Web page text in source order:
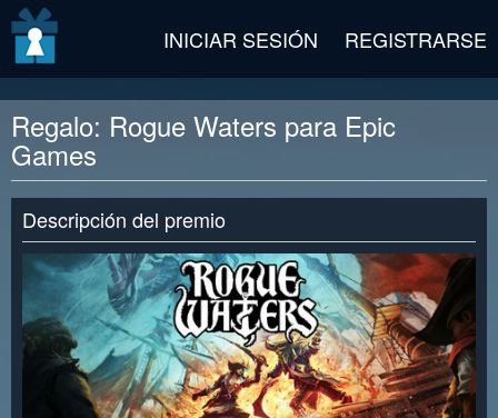
INICIAR SESIÓN REGISTRARSE
Regalo: Rogue Waters para Epic
Games
Descripción del premio